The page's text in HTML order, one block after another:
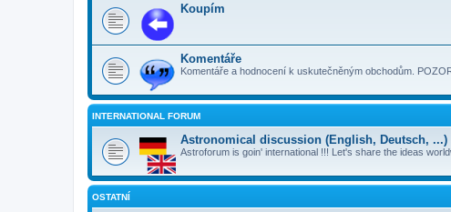
Koupím
Komentáře
Komentáře a hodnocení k uskutečněným obchodům.
INTERNATIONAL FORUM
Astronomical discussion (English, Deutsch, ...)
Astroforum is goin' international !!! Let's share the ideas
OSTATNÍ